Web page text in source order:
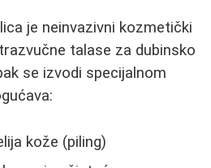
je neinvazivni kozmetički
talase za dubinsko
se izvodi specijalnom
kože (piling)